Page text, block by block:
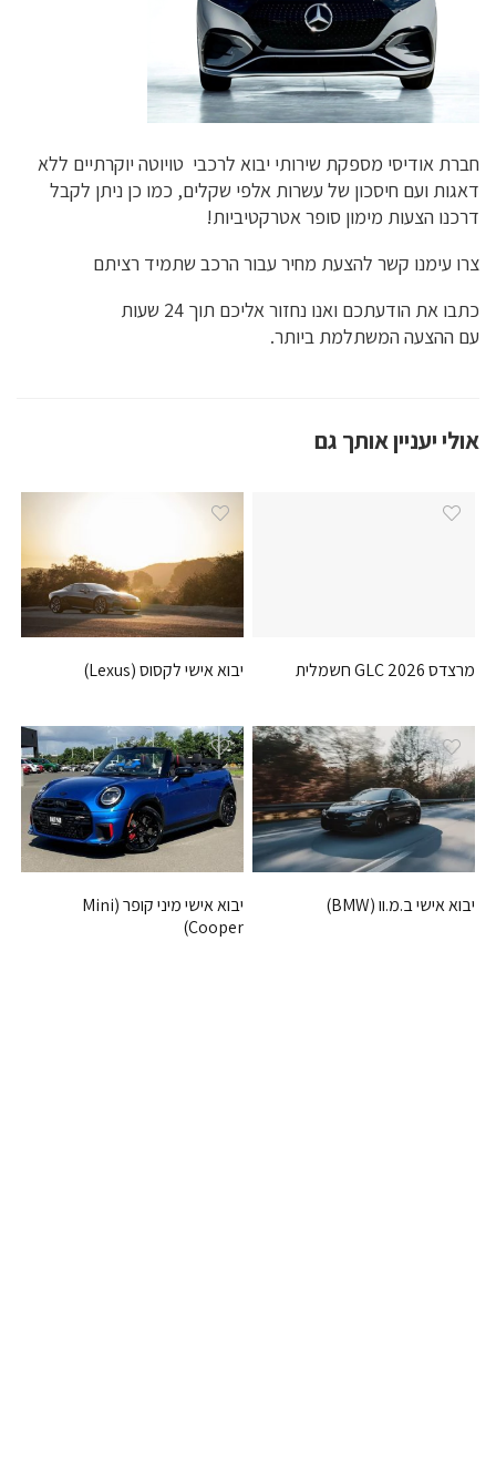
חברת אודיסי מספקת שירותי יבוא לרכבי טויוטה יוקרתיים ללא
דאגות ועם חיסכון של עשרות אלפי שקלים, כמו כן ניתן לקבל
דרכנו הצעות מימון סופר אטרקטיביות!
צרו עימנו קשר להצעת מחיר עבור הרכב שתמיד רציתם
כתבו את הודעתכם ואנו נחזור אליכם תוך 24 שעות
עם ההצעה המשתלמת ביותר.
אולי יעניין אותך גם
מרצדס GLC 2026 חשמלית יבוא אישי לקסוס (Lexus)
יבוא אישי ב.מ.וו (BMW)
יבוא אישי מיני קופר (Mini
Cooper)